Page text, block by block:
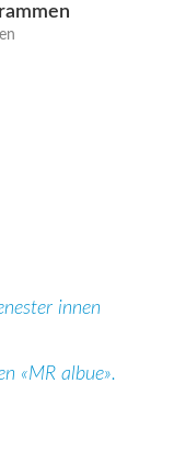
innen
«MR albue».